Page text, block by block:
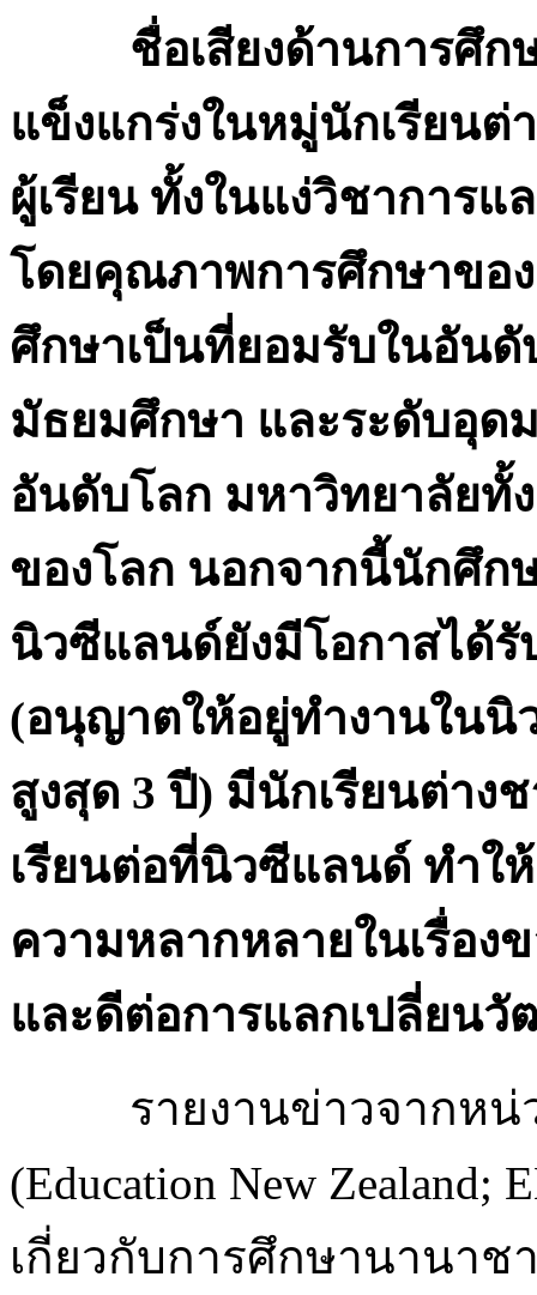
ชื่อเสียงด้านการศึกษ
แข็งแกร่งในหมู่นักเรียนต่
ผู้เรียน ทั้งในแง่วิชาการ
โดยคุณภาพการศึกษาขอ
ศึกษาเป็นที่ยอมรับในอัน
มัธยมศึกษา และระดับอุด
อันดับโลก มหาวิทยาลัยทั้
ของโลก นอกจากนี้นักศึก
นิวซีแลนด์ยังมีโอกาสได้
(อนุญาตให้อยู่ทำงานใน
สูงสุด 3 ปี) มีนักเรียนต่าง
เรียนต่อที่นิวซีแลนด์ ทำใ
ความหลากหลายในเรื่อ
และดีต่อการแลกเปลี่ยน
รายงานข่าวจากห
(Education New
เกี่ยวกับการศึกษานานา